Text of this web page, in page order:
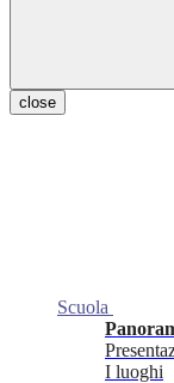
close
Scuola
I luoghi